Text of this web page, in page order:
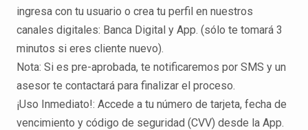
ingresa con tu usuario o crea tu perfil en nuestros
canales digitales: Banca Digital y App. (sólo te tomará 3
minutos si eres cliente nuevo).
Nota: Si es pre-aprobada, te notificaremos por SMS y un
asesor te contactará para finalizar el proceso.
¡Uso Inmediato!: Accede a tu número de tarjeta, fecha de
vencimiento y código de seguridad (CVV) desde la App.